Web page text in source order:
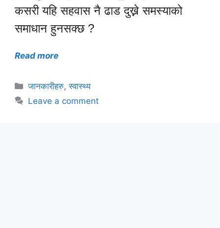
कसरी यहि सहवास नै ढाड दुख्ने समस्याको
समाधान हुनसक्छ ?
Read more
Categories
जानकारीहरु,स्वास्थ्य
Leave a comment